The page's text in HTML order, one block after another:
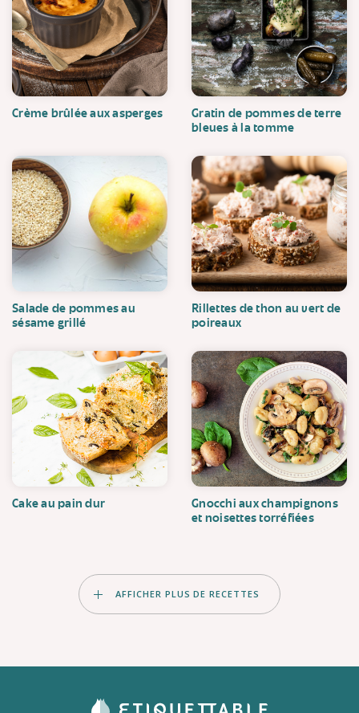
Crème brûlée aux asperges
Gratin de pommes de terre
bleues à la tomme
Salade de pommes au
sésame grillé
Rillettes de thon au vert de
poireaux
Cake au pain dur
Gnocchi aux champignons
et noisettes torréfiées
AFFICHER PLUS DE RECETTES